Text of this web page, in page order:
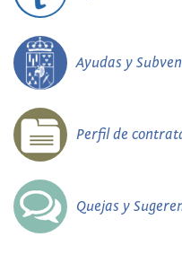
Ayudas y
Perfil de
Quejas y